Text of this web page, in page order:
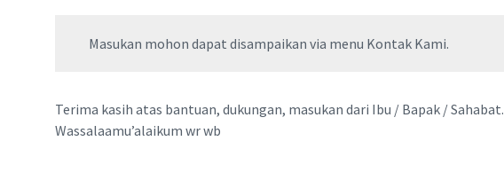
Masukan mohon dapat disampaikan via menu Kontak Kami.
Terima kasih atas bantuan, dukungan, masukan dari Ibu / Bapak / Sahabat.
Wassalaamu’alaikum wr wb